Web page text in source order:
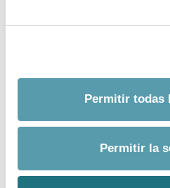
Permitir todas
Permitir la
BANCO DE